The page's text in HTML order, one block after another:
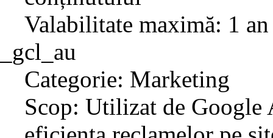
Valabilitate maximă: 1 an
_gcl_au
Categorie: Marketing
Scop: Utilizat de Google